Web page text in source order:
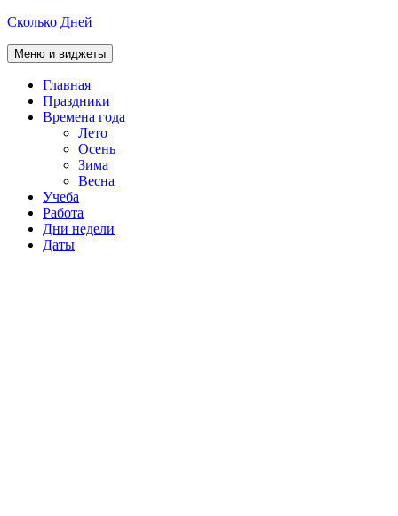
Перейти
содержимому
Сколько Дней
Меню и виджеты
Главная
Праздники
Времена года
Лето
Осень
Зима
Весна
Учеба
Работа
Дни недели
Даты